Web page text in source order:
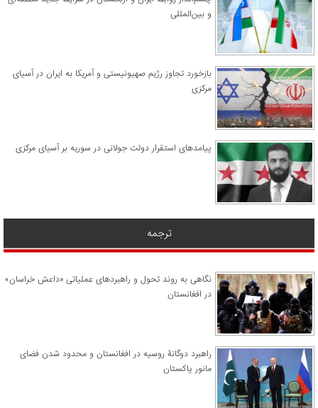
و بین‌المللی
​بازخورد تجاوز رژیم صهیونیستی و آمریکا به ایران در آسیای
مرکزی
پیامدهای استقرار دولت جولانی در سوریه بر آسیای مرکزی
ترجمه
نگاهی به روند تحول و راهبردهای عملیاتی «داعش خراسان»
در افغانستان
راهبرد دوگانۀ روسیه در افغانستان و محدود شدن فضای
مانور پاکستان